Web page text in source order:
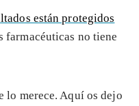
están protegidos
farmacéuticas no tiene
lo merece. Aquí os dejo